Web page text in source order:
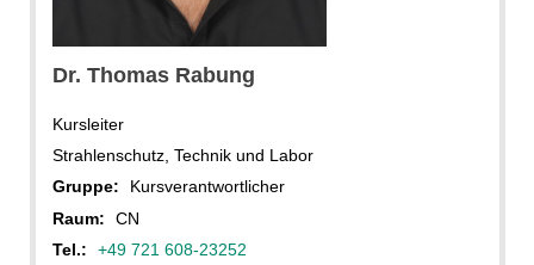
Dr. Thomas Rabung
Kursleiter
Strahlenschutz, Technik und Labor
Gruppe:
Kursverantwortlicher
Raum:
CN
Tel.:
+49 721 608-23252